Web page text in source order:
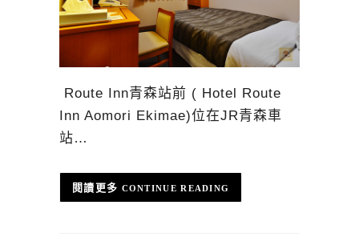
Route Inn青森站前 ( Hotel Route
Inn Aomori Ekimae)位在JR青森車
站…
CONTINUE READING